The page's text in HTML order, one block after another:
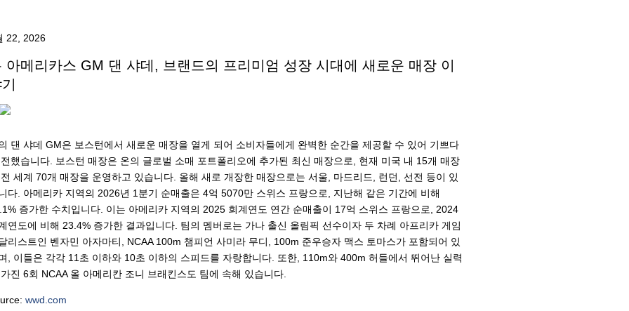
22, 2026
아메리카스 GM 댄 샤데, 브랜드의 프리미엄 성장 시대에 새로운 매장 이
댄 샤데 GM은 보스턴에서 새로운 매장을 열게 되어 소비자들에게 완벽한 순간을 제공할 수 있어 기쁘다
전했습니다. 보스턴 매장은 온의 글로벌 소매 포트폴리오에 추가된 최신 매장으로, 현재 미국 내 15개 매장
세계 70개 매장을 운영하고 있습니다. 올해 새로 개장한 매장으로는 서울, 마드리드, 런던, 선전 등이 있
다. 아메리카 지역의 2026년 1분기 순매출은 4억 5070만 스위스 프랑으로, 지난해 같은 기간에 비해
증가한 수치입니다. 이는 아메리카 지역의 2025 회계연도 연간 순매출이 17억 스위스 프랑으로, 2024
연도에 비해 23.4% 증가한 결과입니다. 팀의 멤버로는 가나 출신 올림픽 선수이자 두 차례 아프리카 게임
리스트인 벤자민 아자마티, NCAA 100m 챔피언 사미라 무디, 100m 준우승자 맥스 토마스가 포함되어 있
, 이들은 각각 11초 이하와 10초 이하의 스피드를 자랑합니다. 또한, 110m와 400m 허들에서 뛰어난 실력
진 6회 NCAA 올 아메리칸 조니 브래킨스도 팀에 속해 있습니다.
wwd.com